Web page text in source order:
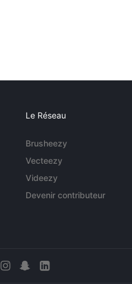
Le Réseau
Brusheezy
Vecteezy
Videezy
Devenir contributeur